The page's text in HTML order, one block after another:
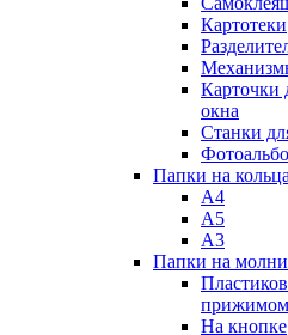
Картотеки
Карточки
окна
Станки
Папки на
А4
А5
А3
Папки на
прижимом
На кнопке